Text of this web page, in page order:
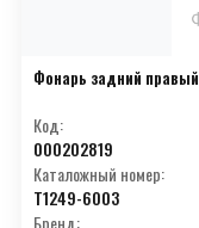
Фонарь задний правый
Код:
000202819
Каталожный номер:
T1249-6003
Бренд: